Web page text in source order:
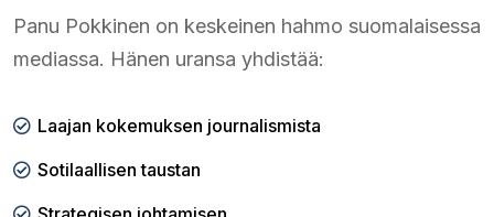
Panu Pokkinen on keskeinen hahmo suomalaisessa
mediassa. Hänen uransa yhdistää:
Laajan kokemuksen journalismista
Sotilaallisen taustan